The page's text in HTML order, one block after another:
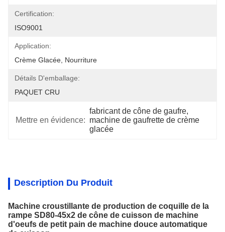
Certification:
ISO9001
Application:
Crème Glacée, Nourriture
Détails D'emballage:
PAQUET CRU
Mettre en évidence:
fabricant de cône de gaufre,
machine de gaufrette de crème
glacée
Description Du Produit
Machine croustillante de production de coquille de la
rampe SD80-45x2 de cône de cuisson de machine
d'oeufs de petit pain de machine douce automatique